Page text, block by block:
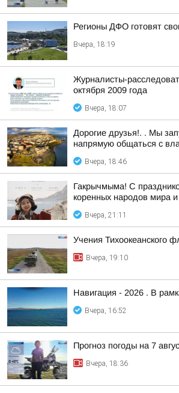
Регионы ДФО готовят
Вчера, 18:19
Журналисты-
октября 2009 года
Вчера, 18:07
Дорогие друзья!. . Мы
напрямую общаться с
Вчера, 18:46
Гакрычмыма! С
коренных народов мира
Вчера, 21:11
Учения Тихоокеанского
Вчера, 19:10
Навигация - 2026 . В
Вчера, 16:52
Прогноз погоды на 7
Вчера, 18:36